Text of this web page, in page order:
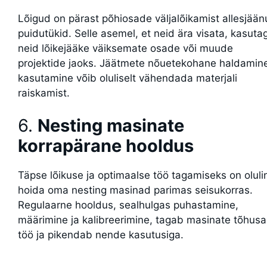
Lõigud on pärast põhiosade väljalõikamist
puidutükid. Selle asemel, et neid ära visata,
neid lõikejääke väiksemate osade või muude
projektide jaoks. Jäätmete nõuetekohane
kasutamine võib oluliselt vähendada materjali
raiskamist.
6. Nesting masinate
korrapärane hooldus
Täpse lõikuse ja optimaalse töö tagamiseks on
hoida oma nesting masinad parimas seisukorras.
Regulaarne hooldus, sealhulgas puhastamine,
määrimine ja kalibreerimine, tagab masinate tõhusa
töö ja pikendab nende kasutusiga.